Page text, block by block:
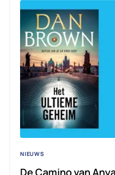
NIEUWS
De Camino van